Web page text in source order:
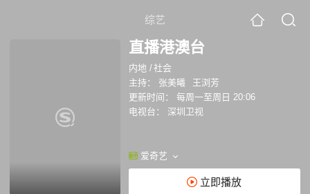
综艺
直播港澳台
内地 /社会
主持：
张美曦
王浏芳
更新时间：
每周一至周日 20:06
电视台：
深圳卫视
爱奇艺
立即播放